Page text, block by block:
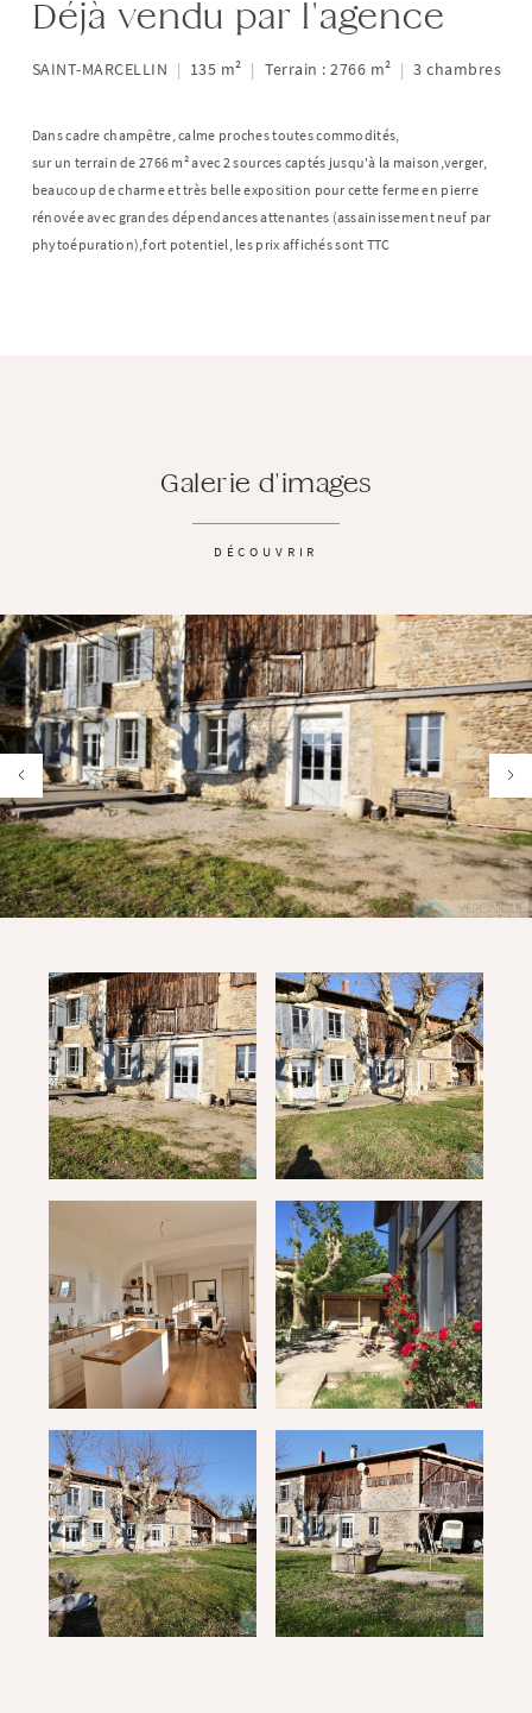
Déjà vendu par l'agence
SAINT-MARCELLIN | 135 m² | Terrain : 2766 m² | 3 chambres
Dans cadre champêtre, calme proches toutes commodités,
sur un terrain de 2766 m² avec 2 sources captés jusqu'à la maison,verger,
beaucoup de charme et très belle exposition pour cette ferme en pierre
rénovée avec grandes dépendances attenantes (assainissement neuf par
phytoépuration),fort potentiel, les prix affichés sont TTC
Galerie d'images
DÉCOUVRIR